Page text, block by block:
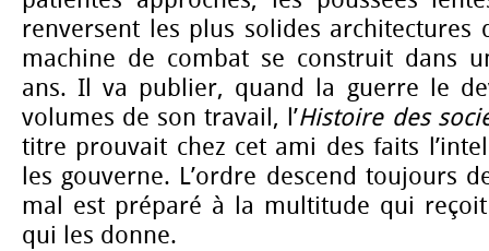
renversent les plus solides architectures
machine de combat se construit dans
ans. Il va publier, quand la guerre le
volumes de son travail, l’Histoire des
titre prouvait chez cet ami des faits
les gouverne. L’ordre descend toujours
mal est préparé à la multitude qui
qui les donne.